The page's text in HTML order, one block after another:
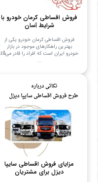
فروش اقساطی کرمان خودرو با
شرایط آسان
فروش اقساطی کرمان خودرو یکی از
بهترین راهکارهای موجود در بازار
خودرو ایران است که افراد را قادر می&z
...
مزایای فروش اقساطی سایپا
دیزل برای مشتریان